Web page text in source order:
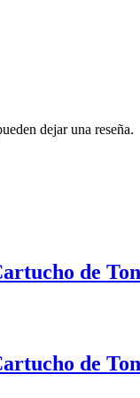
dejar una reseña.
de
de